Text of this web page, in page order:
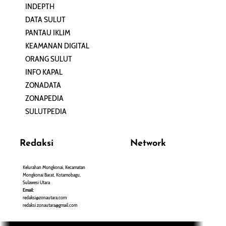
INDEPTH
DATA SULUT
PANTAU IKLIM
KEAMANAN DIGITAL
ORANG SULUT
INFO KAPAL
ZONADATA
ZONAPEDIA
SULUTPEDIA
Redaksi
Kelurahan Mongkonai, Kecamatan
Mongkonai Barat, Kotamobagu,
Sulawesi Utara
Email:
redaksi@zonautara.com
redaksi.zonautara@gmail.com
Network